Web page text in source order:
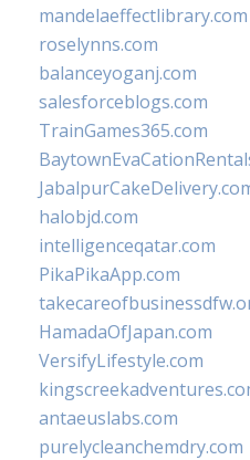
mandelaeffectlibrary.com
roselynns.com
balanceyoganj.com
salesforceblogs.com
TrainGames365.com
halobjd.com
intelligenceqatar.com
PikaPikaApp.com
HamadaOfJapan.com
VersifyLifestyle.com
antaeuslabs.com
purelycleanchemdry.com